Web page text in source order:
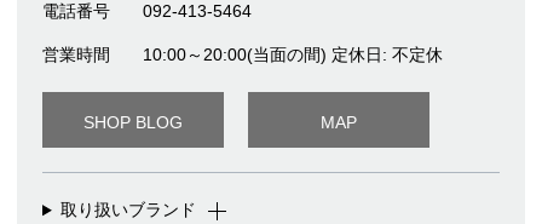
電話番号 092-413-5464
営業時間 10:00～20:00(当面の間) 定休日: 不定休
SHOP BLOG MAP
取り扱いブランド